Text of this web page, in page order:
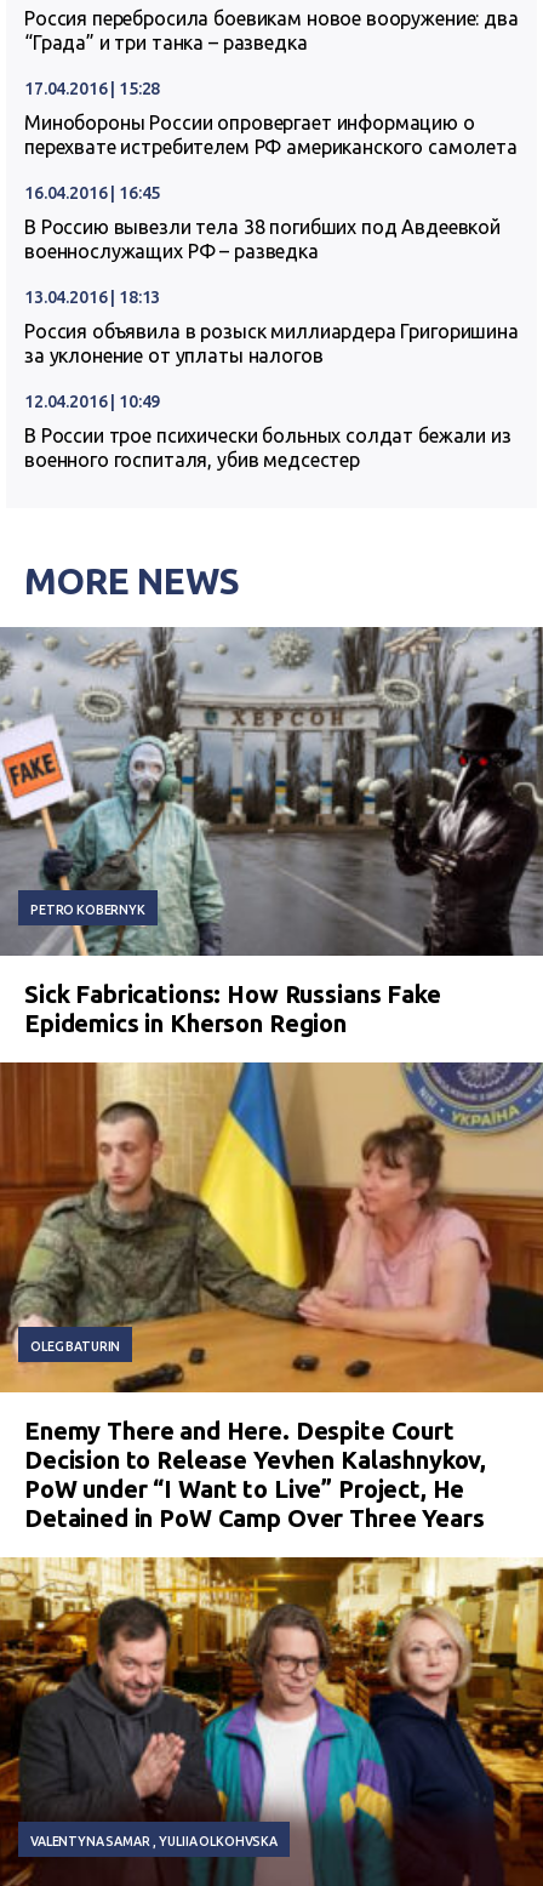
Россия перебросила боевикам новое вооружение: два
“Града” и три танка – разведка
17.04.2016 | 15:28
Минобороны России опровергает информацию о
перехвате истребителем РФ американского самолета
16.04.2016 | 16:45
В Россию вывезли тела 38 погибших под Авдеевкой
военнослужащих РФ – разведка
13.04.2016 | 18:13
Россия объявила в розыск миллиардера Григоришина
за уклонение от уплаты налогов
12.04.2016 | 10:49
В России трое психически больных солдат бежали из
военного госпиталя, убив медсестер
MORE NEWS
PETRO KOBERNYK
Sick Fabrications: How Russians Fake
Epidemics in Kherson Region
OLEG BATURIN
Enemy There and Here. Despite Court
Decision to Release Yevhen Kalashnykov,
PoW under “I Want to Live” Project, He
Detained in PoW Camp Over Three Years
VALENTYNA SAMAR YULIIA OLKOHVSKA